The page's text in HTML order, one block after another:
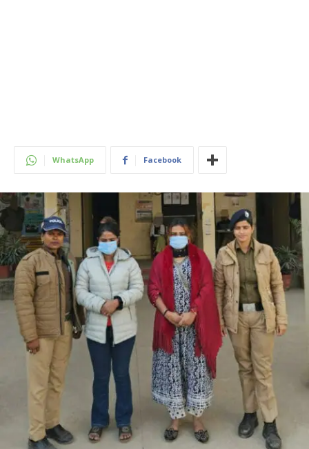
WhatsApp Facebook